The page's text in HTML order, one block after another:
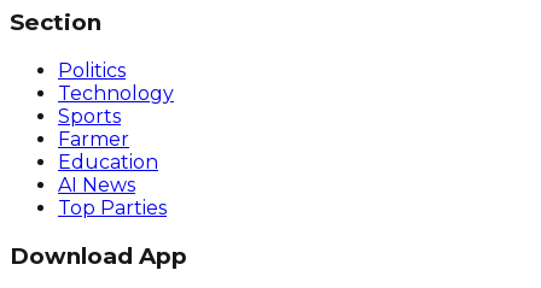
Section
Politics
Technology
Sports
Farmer
Education
AI News
Top Parties
Download App